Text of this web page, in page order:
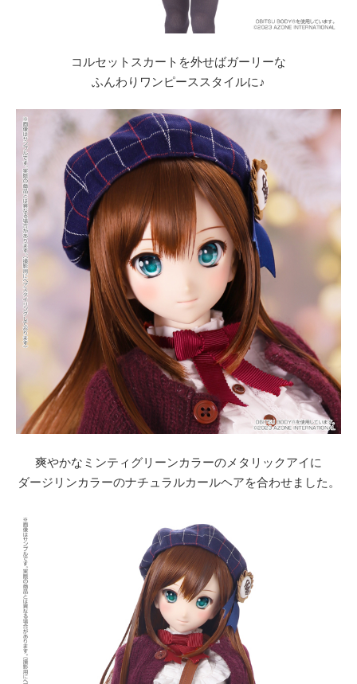
コルセットスカートを外せばガーリーな
ふんわりワンピーススタイルに♪
爽やかなミンティグリーンカラーのメタリックアイに
ダージリンカラーのナチュラルカールヘアを合わせました。